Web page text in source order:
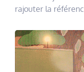
rajouter la